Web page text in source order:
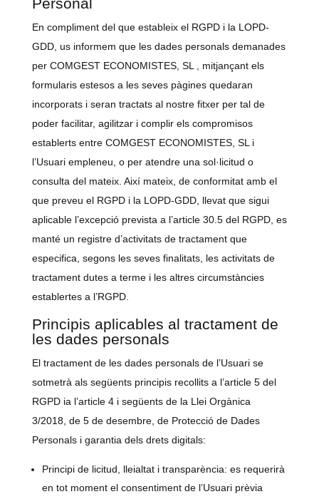
En compliment del que estableix el RGPD i la LOPD-
GDD, us informem que les dades personals demanades
per COMGEST ECONOMISTES, SL , mitjançant els
formularis estesos a les seves pàgines quedaran
incorporats i seran tractats al nostre fitxer per tal de
poder facilitar, agilitzar i complir els compromisos
establerts entre COMGEST ECONOMISTES, SL i
l’Usuari empleneu, o per atendre una sol·licitud o
consulta del mateix. Així mateix, de conformitat amb el
que preveu el RGPD i la LOPD-GDD, llevat que sigui
aplicable l’excepció prevista a l’article 30.5 del RGPD, es
manté un registre d’activitats de tractament que
especifica, segons les seves finalitats, les activitats de
tractament dutes a terme i les altres circumstàncies
establertes a l’RGPD.
Principis aplicables al tractament de
les dades personals
El tractament de les dades personals de l’Usuari se
sotmetrà als següents principis recollits a l’article 5 del
RGPD ia l’article 4 i següents de la Llei Orgànica
3/2018, de 5 de desembre, de Protecció de Dades
Personals i garantia dels drets digitals:
Principi de licitud, lleialtat i transparència: es requerirà
en tot moment el consentiment de l’Usuari prèvia